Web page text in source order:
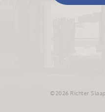
©2026 Richter